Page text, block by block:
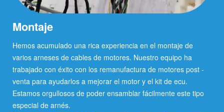
Montaje
Hemos acumulado una rica experiencia en el montaje de
varios arneses de cables de motores. Nuestro equipo ha
trabajado con éxito con los remanufactura de motores post -
venta para ayudarlos a mejorar el motor y el kit de ecu.
Estamos orgullosos de poder ensamblar fácilmente este tipo
especial de arnés.